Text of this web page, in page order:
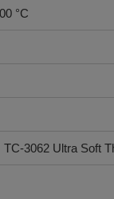
°C
3062 Ultra Soft